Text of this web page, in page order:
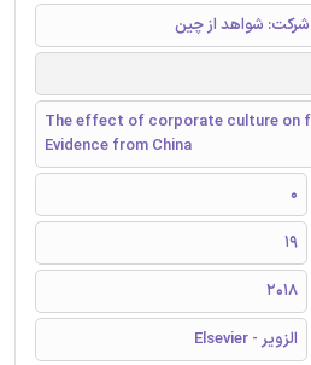
شرکت: شواهد از چین
The effect of corporate culture on
Evidence from China
0
19
2018
الزویر - Elsevier